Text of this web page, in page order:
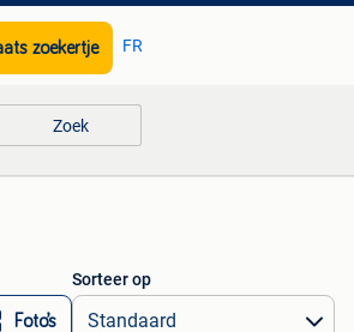
zoekertje FR
Zoek
Foto’s
Sorteer op